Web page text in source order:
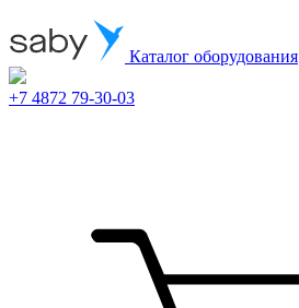
Каталог оборудования
+7 4872 79-30-03